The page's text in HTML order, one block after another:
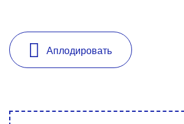
Аплодировать